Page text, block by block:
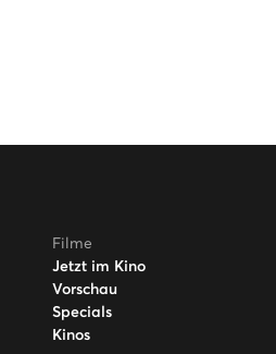
Filme
Jetzt im Kino
Vorschau
Specials
Kinos